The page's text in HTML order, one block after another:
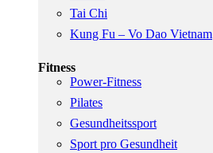
Tai Chi
Kung Fu – Vo Dao Vietnam
Fitness
Power-Fitness
Pilates
Gesundheitssport
Sport pro Gesundheit